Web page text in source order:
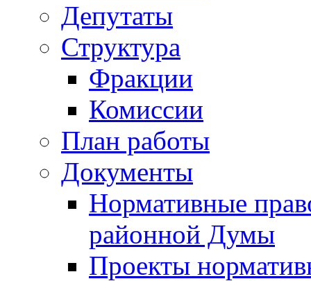
Депутаты
Структура
Фракции
Комиссии
План работы
Документы
Нормативные
районной Думы
Проекты